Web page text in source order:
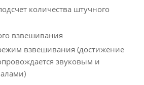
количества штучного
взвешивания
взвешивания (достижение
звуковым и